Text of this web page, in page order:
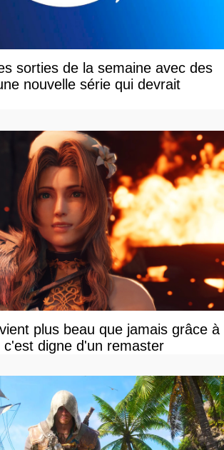
sorties de la semaine avec des
nouvelle série qui devrait
plus beau que jamais grâce à
digne d'un remaster